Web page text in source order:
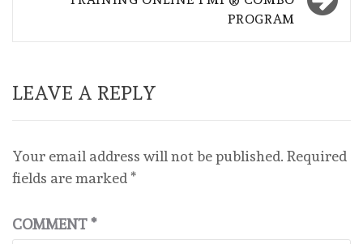
PROGRAM
LEAVE A REPLY
Your email address will not be published. Required
fields are marked *
COMMENT*